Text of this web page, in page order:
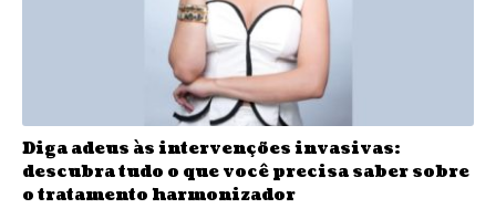
Diga adeus às intervenções invasivas:
descubra tudo o que você precisa saber sobre
o tratamento harmonizador